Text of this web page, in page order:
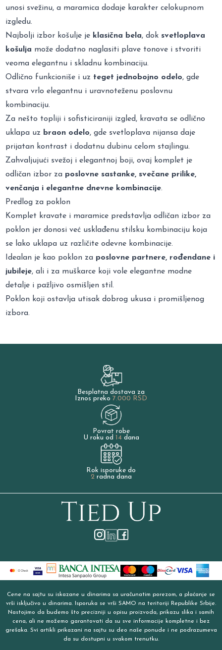
unosi svežinu, a maramica dodaje karakter celokupnom
izgledu.
Najbolji izbor košulje je klasična bela, doksvetloplava
košulja može dodatno naglasiti plave tonove i stvoriti
veoma elegantnu i skladnu kombinaciju.
Odlično funkcioniše i uz teget jednobojno odelo, gde
stvara vrlo elegantnu i uravnoteženu poslovnu
kombinaciju.
Za nešto topliji i sofisticiraniji izgled, kravata se odlično
uklapa uz braon odelo, gde svetloplava nijansa daje
prijatan kontrast i dodatnu dubinu celom stajlingu.
Zahvaljujući svežoj i elegantnoj boji, ovaj komplet je
odličan izbor za poslovne sastanke, svečane prilike,
venčanja i elegantne dnevne kombinacije.
Predlog za poklon
Komplet kravate i maramice predstavlja odličan izbor za
poklon jer donosi već usklađenu stilsku kombinaciju koja
se lako uklapa uz različite odevne kombinacije.
Idealan je kao poklon za poslovne partnere, rođendane i
jubileje, ali i za muškarce koji vole elegantne modne
detalje i pažljivo osmišljen stil.
Poklon koji ostavlja utisak dobrog ukusa i promišljenog
izbora.
Besplatna dostava za
Iznos preko 7.000 RSD
Povrat robe
U roku od 14dana
Rok isporuke do
2radna dana
Cene na sajtu su iskazane u dinarima sa uračunatim porezom, a plaćanje se
vrši isključivo u dinarima. Isporuka se vrši SAMO na teritoriji Republike Srbije.
Nastojimo da budemo što precizniji u opisu proizvoda, prikazu slika i samih
cena, ali ne možemo garantovati da su sve informacije kompletne i bez
grešaka. Svi artikli prikazani na sajtu su deo naše ponude i ne podrazumeva
da su dostupni u svakom trenutku.